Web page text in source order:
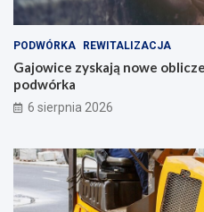
PODWÓRKA REWITALIZACJA
Gajowice zyskają nowe
podwórka
6 sierpnia 2026